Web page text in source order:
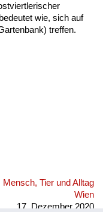
wie, sich auf
treffen.
Mensch, Tier und Alltag
Wien
17. Dezember 2020